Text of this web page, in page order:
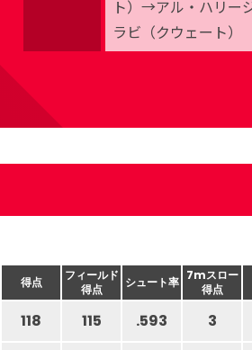
ト）→アル・ハリー
ラビ（クウェート）
得点
フィールド
得点
シュート率 7mスロー
得点
118 115 .593 3